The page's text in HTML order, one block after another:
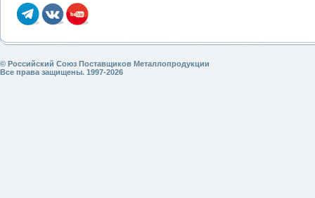
© Российский Союз Поставщиков Металлопродукции
Все права защищены. 1997-2026